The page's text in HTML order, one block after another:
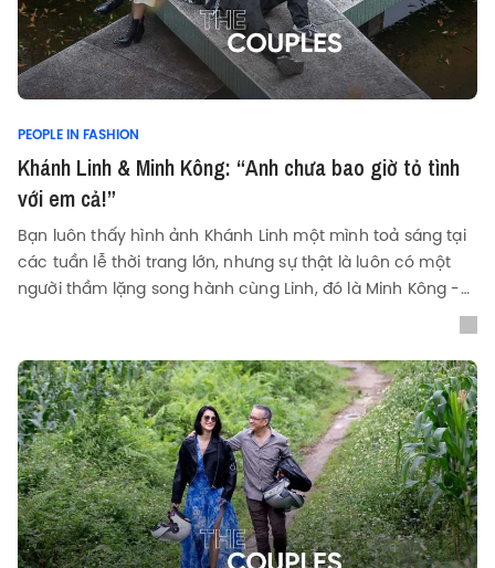
PEOPLE IN FASHION
Khánh Linh & Minh Kông: “Anh chưa bao giờ tỏ tình
với em cả!”
Bạn luôn thấy hình ảnh Khánh Linh một mình toả sáng tại
các tuần lễ thời trang lớn, nhưng sự thật là luôn có một
người thầm lặng song hành cùng Linh, đó là Minh Kông -